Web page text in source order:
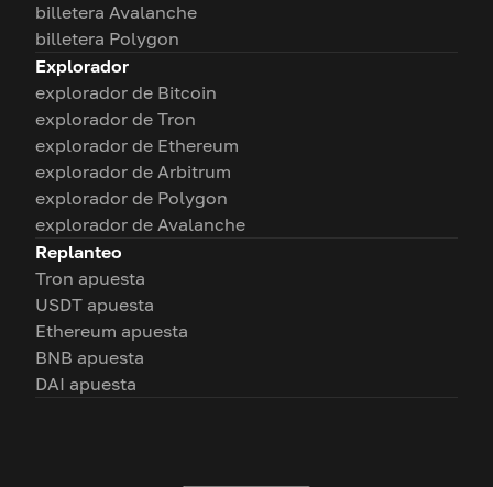
billetera Avalanche
billetera Polygon
Explorador
explorador de Bitcoin
explorador de Tron
explorador de Ethereum
explorador de Arbitrum
explorador de Polygon
explorador de Avalanche
Replanteo
Tron apuesta
USDT apuesta
Ethereum apuesta
BNB apuesta
DAI apuesta